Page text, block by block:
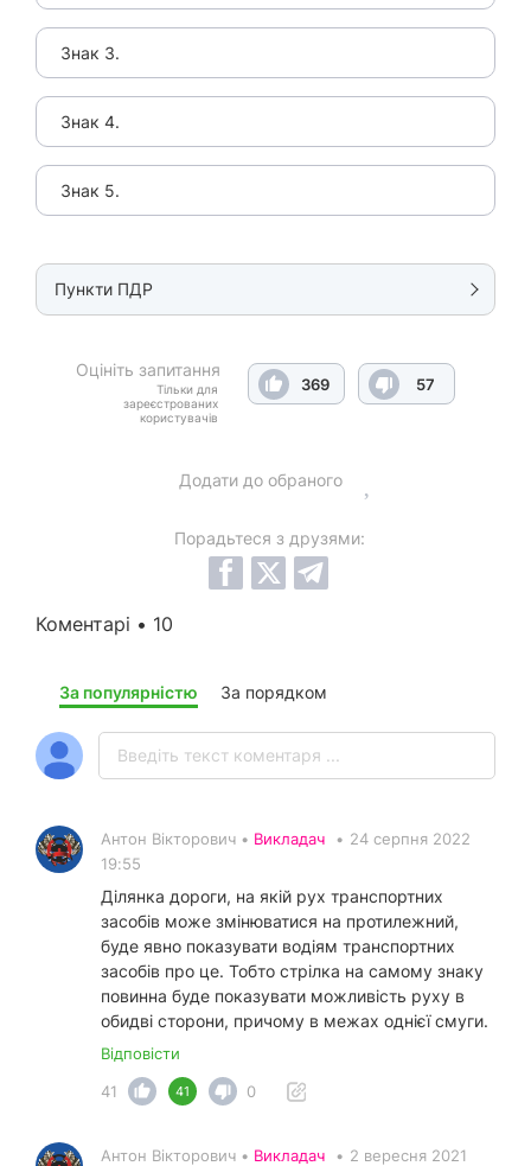
Знак 3.
Знак 4.
Знак 5.
Пункти ПДР
Оцініть запитання
Тільки для
зареєстрованих
користувачів
369 57
Додати до обраного
Порадьтеся з друзями:
Коментарі • 10
За популярністю За порядком
Антон Вікторович • Викладач • 24 серпня 2022
19:55
Ділянка дороги, на якій рух транспортних
засобів може змінюватися на протилежний,
буде явно показувати водіям транспортних
засобів про це. Тобто стрілка на самому знаку
повинна буде показувати можливість руху в
обидві сторони, причому в межах однієї смуги.
Відповісти
41
41 0
Антон Вікторович • Викладач • 2 вересня 2021